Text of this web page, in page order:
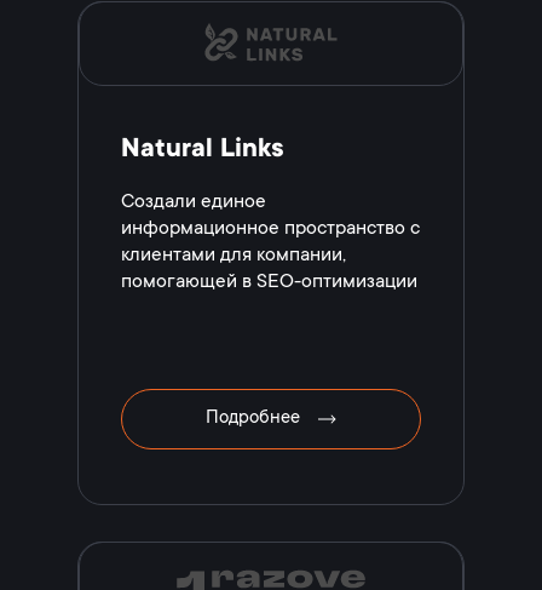
Natural Links
Создали единое
информационное пространство с
клиентами для компании,
помогающей в SEO-оптимизации
Подробнее